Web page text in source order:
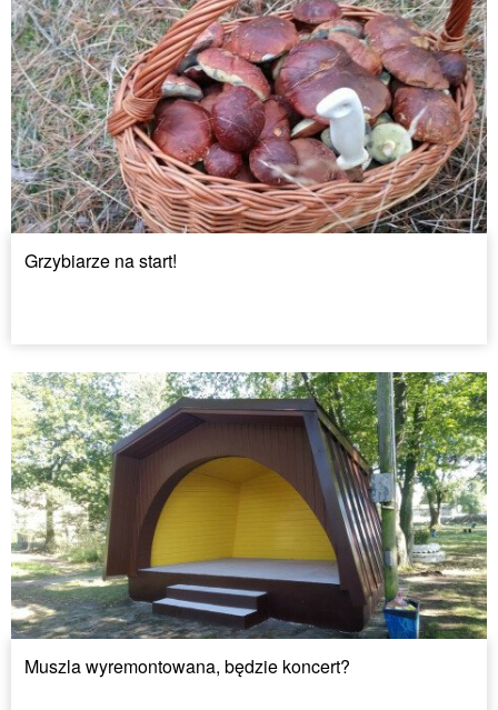
Grzybiarze na start!
Muszla wyremontowana, będzie koncert?